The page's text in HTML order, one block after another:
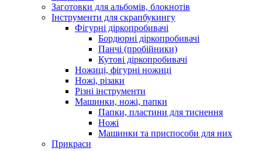
Заготовки для альбомів, блокнотів
Інструменти для скрапбукингу
Фігурні діркопробивачі
Бордюрні діркопробивачі
Панчі (пробійники)
Кутові діркопробивачі
Ножиці, фігурні ножиці
Ножі, різаки
Різні інструменти
Машинки, ножі, папки
Папки, пластини для тиснення
Ножі
Машинки та приспособи для них
Прикраси